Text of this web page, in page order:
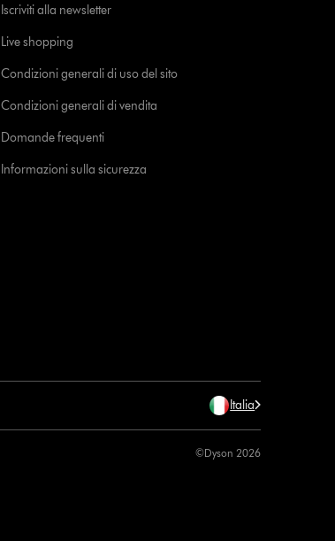
Iscriviti alla newsletter
Live shopping
Condizioni generali di uso del sito
Condizioni generali di vendita
Domande frequenti
Informazioni sulla sicurezza
Italia
©Dyson 2026